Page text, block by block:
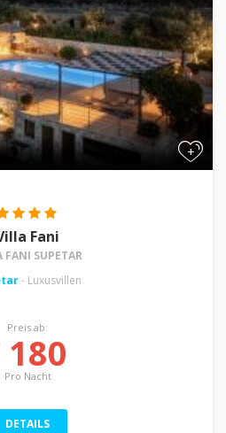
+
Fani
FANI SUPETAR
- Luxusvillen
Preis ab:
180
Pro Nacht
DETAILS